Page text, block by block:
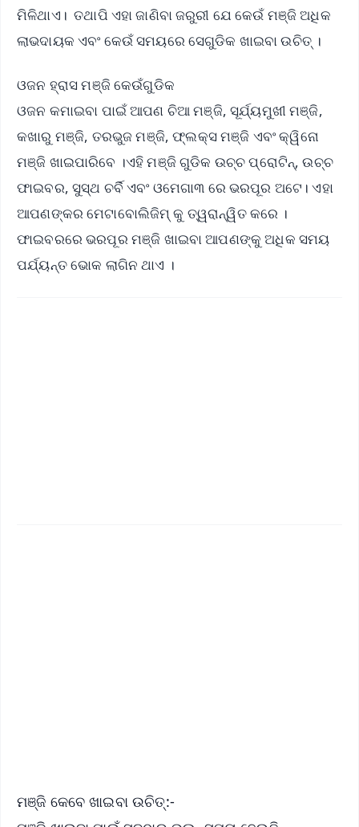
ମିଳିଥାଏ। ତଥାପି ଏହା ଜାଣିବା ଜରୁରୀ ଯେ କେଉଁ ମଞ୍ଜି ଅଧିକ
ଲାଭଦାୟକ ଏବଂ କେଉଁ ସମୟରେ ସେଗୁଡିକ ଖାଇବା ଉଚିତ୍ ।
ଓଜନ ହ୍ରାସ ମଞ୍ଜି କେଉଁଗୁଡିକ
ଓଜନ କମାଇବା ପାଇଁ ଆପଣ ଚିଆ ମଞ୍ଜି, ସୂର୍ଯ୍ୟମୁଖୀ ମଞ୍ଜି,
କଖାରୁ ମଞ୍ଜି, ତରଭୁଜ ମଞ୍ଜି, ଫ୍ଲକ୍ସ ମଞ୍ଜି ଏବଂ କ୍ୱିନୋ
ମଞ୍ଜି ଖାଇପାରିବେ ।ଏହି ମଞ୍ଜି ଗୁଡିକ ଉଚ୍ଚ ପ୍ରୋଟିନ୍, ଉଚ୍ଚ
ଫାଇବର, ସୁସ୍ଥ ଚର୍ବି ଏବଂ ଓମେଗା୩ ରେ ଭରପୂର ଅଟେ। ଏହା
ଆପଣଙ୍କର ମେଟାବୋଲିଜିମ୍ କୁ ତ୍ୱରାନ୍ୱିତ କରେ ।
ଫାଇବରରେ ଭରପୂର ମଞ୍ଜି ଖାଇବା ଆପଣଙ୍କୁ ଅଧିକ ସମୟ
ପର୍ଯ୍ୟନ୍ତ ଭୋକ ଲାଗିନ ଥାଏ ।
ମଞ୍ଜି କେବେ ଖାଇବା ଉଚିତ୍:-